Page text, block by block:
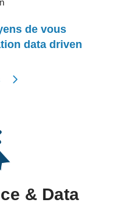
de vous
data driven
& Data